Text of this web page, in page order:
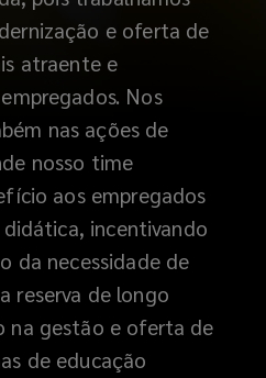
e oferta de
atraente e
Nos
nas ações de
nosso time
aos empregados
incentivando
da necessidade de
reserva de longo
na gestão e oferta de
de educação